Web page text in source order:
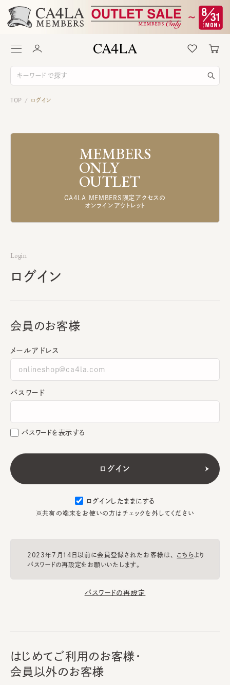
TOP / ログイン
MEMBERS
ONLY
OUTLET
CA4LA MEMBERS限定アクセスの
オンラインアウトレット
Login
ログイン
会員のお客様
メールアドレス
パスワード
パスワードを表示する
ログインしたままにする
※共有の端末をお使いの方はチェックを外してください
2023年7月14日以前に会員登録されたお客様は、 こちらより
パスワードの再設定をお願いいたします。
パスワードの再設定
はじめてご利用のお客様・
会員以外のお客様